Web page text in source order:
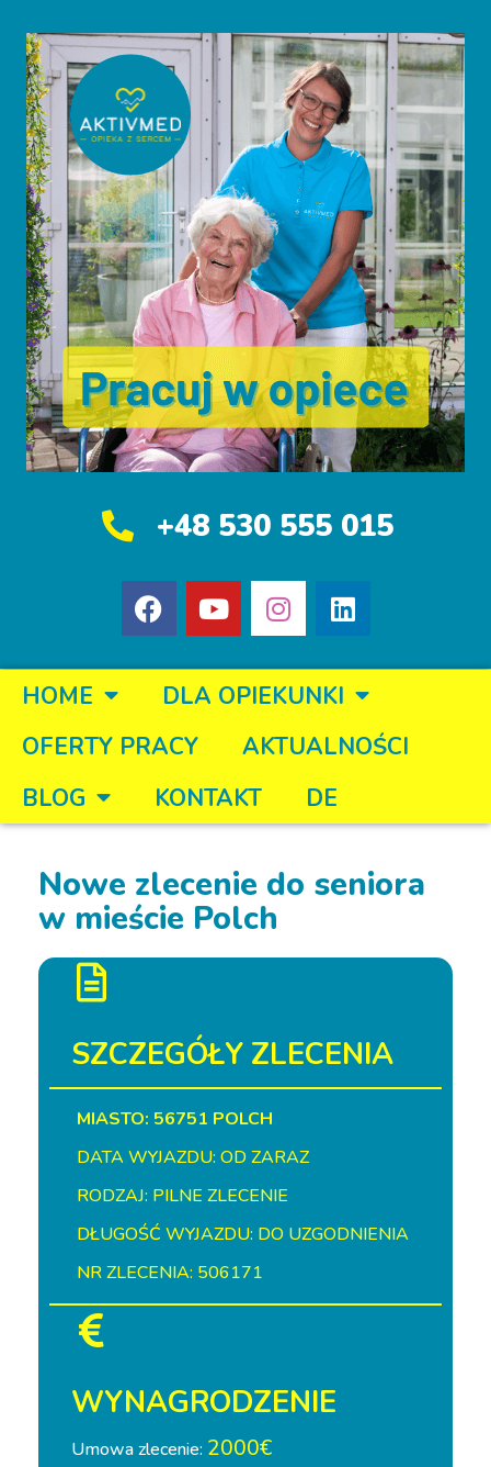
+48 530 555 015
HOME
DLA OPIEKUNKI
OFERTY PRACY
AKTUALNOŚCI
BLOG
KONTAKT DE
Nowe zlecenie do seniora
w mieście Polch
SZCZEGÓŁY ZLECENIA
MIASTO: 56751 POLCH
DATA WYJAZDU: OD ZARAZ
RODZAJ: PILNE ZLECENIE
DŁUGOŚĆ WYJAZDU: DO UZGODNIENIA
NR ZLECENIA: 506171
WYNAGRODZENIE
Umowa zlecenie: 2000€